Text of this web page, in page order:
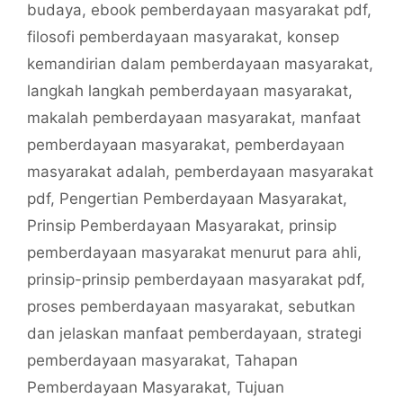
budaya, ebook pemberdayaan masyarakat pdf,
filosofi pemberdayaan masyarakat, konsep
kemandirian dalam pemberdayaan masyarakat,
langkah langkah pemberdayaan masyarakat,
makalah pemberdayaan masyarakat, manfaat
pemberdayaan masyarakat, pemberdayaan
masyarakat adalah, pemberdayaan masyarakat
pdf, Pengertian Pemberdayaan Masyarakat,
Prinsip Pemberdayaan Masyarakat, prinsip
pemberdayaan masyarakat menurut para ahli,
prinsip-prinsip pemberdayaan masyarakat pdf,
proses pemberdayaan masyarakat, sebutkan
dan jelaskan manfaat pemberdayaan, strategi
pemberdayaan masyarakat, Tahapan
Pemberdayaan Masyarakat, Tujuan